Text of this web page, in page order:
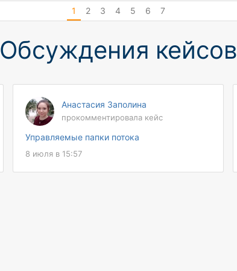
на 50% сократилось время обработки
одного документа
1 2 3 4 5 6 7
Обсуждения кейсов
Анастасия Заполина
прокомментировала кейс
Управляемые папки потока
8 июля в 15:57